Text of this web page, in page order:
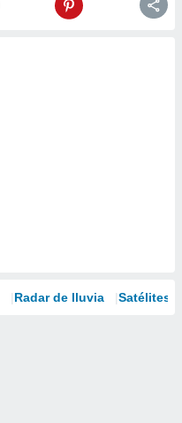
Radar de lluvia Satélites